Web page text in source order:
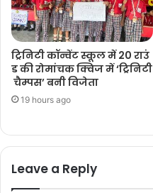
ट्रिनिटी कॉन्वेंट स्कूल में 20 राउं
ड की रोमांचक क्विज में ‘ट्रिनिटी
चैम्पस’ बनी विजेता
19 hours ago
Leave a Reply